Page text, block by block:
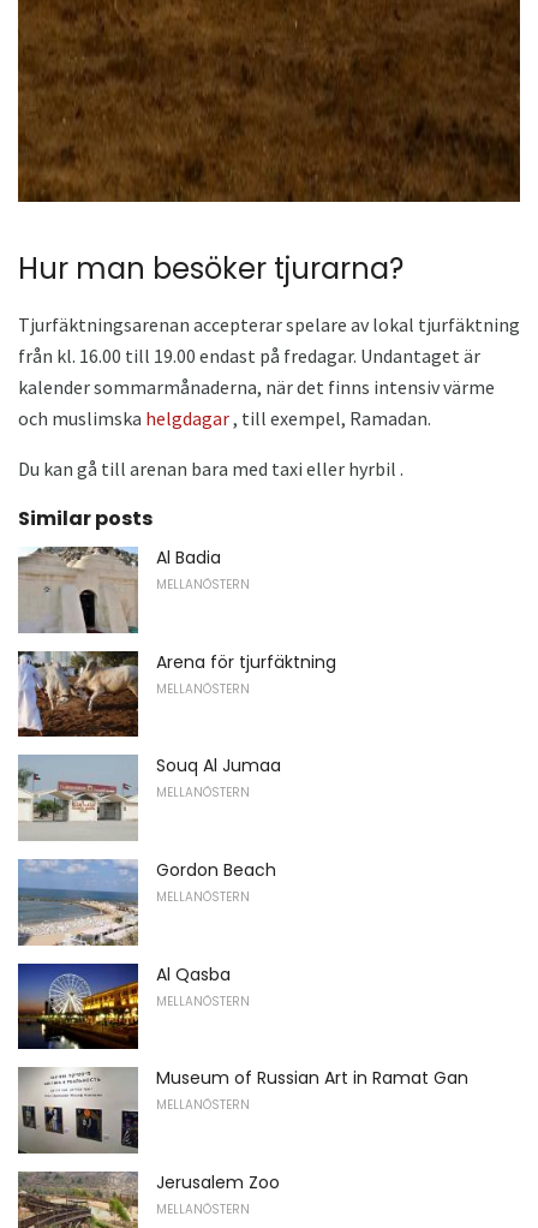
Hur man besöker tjurarna?
Tjurfäktningsarenan accepterar spelare av lokal tjurfäktning
från kl. 16.00 till 19.00 endast på fredagar. Undantaget är
kalender sommarmånaderna, när det finns intensiv värme
och muslimska helgdagar, till exempel, Ramadan.
Du kan gå till arenan bara med taxi eller hyrbil .
Similar posts
Al Badia
MELLANÖSTERN
Arena för tjurfäktning
MELLANÖSTERN
Souq Al Jumaa
MELLANÖSTERN
Gordon Beach
MELLANÖSTERN
Al Qasba
MELLANÖSTERN
Museum of Russian Art in Ramat Gan
MELLANÖSTERN
Jerusalem Zoo
MELLANÖSTERN